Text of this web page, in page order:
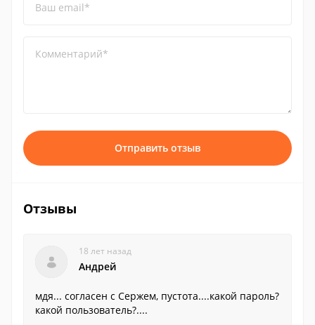
Ваш email*
Комментарий*
Отправить отзыв
Отзывы
18 лет назад
Андрей
мдя... согласен с Сержем, пустота....какой пароль?
какой пользователь?....